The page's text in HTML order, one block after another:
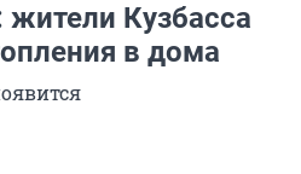
жители Кузбасса
в дома